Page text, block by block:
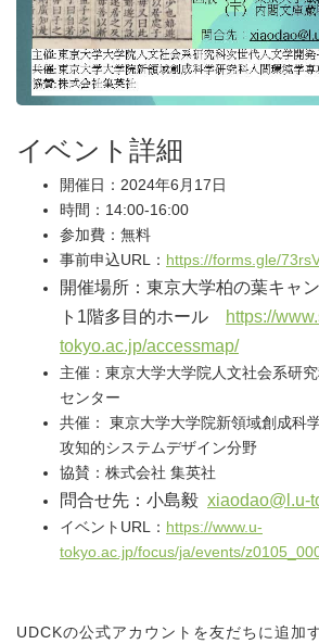
イベント詳細
開催日：2024年6月17日
時間：14:00‐16:00
参加費：無料
事前申込URL： https://forms.gle/
開催場所：東京大学柏の葉キャ
ト1階多目的ホール
https://
tokyo.ac.jp/accessmap/
主催：東京大学大学院人文社会系研
センター
共催： 東京大学大学院新領域創成科
攻知的システムデザイン分野
協賛：株式会社 集英社
問合せ先：小島毅 xiaodao@l.u-
イベントURL： https://www.u-
tokyo.ac.jp/focus/ja/events/
UDCKの公式アカウントを友だちに追加